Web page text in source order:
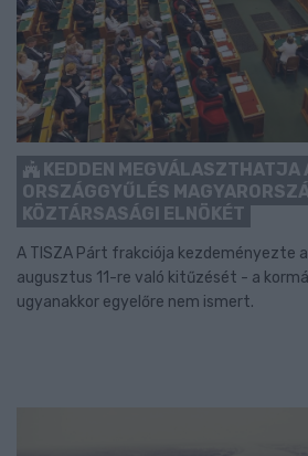
KEDDEN MEGVÁLASZTHATJA
ORSZÁGGYŰLÉS
KÖZTÁRSASÁGI ELNÖKÉT
A TISZA Párt frakciója kezdeményezte
augusztus 11-re való kitűzését - a
ugyanakkor egyelőre nem ismert.